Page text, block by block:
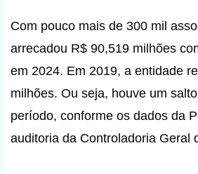
Com pouco mais de 300 mil
arrecadou R$ 90,519 milhões
em 2024. Em 2019, a entidade
milhões. Ou seja, houve um
período, conforme os dados da
auditoria da Controladoria Geral